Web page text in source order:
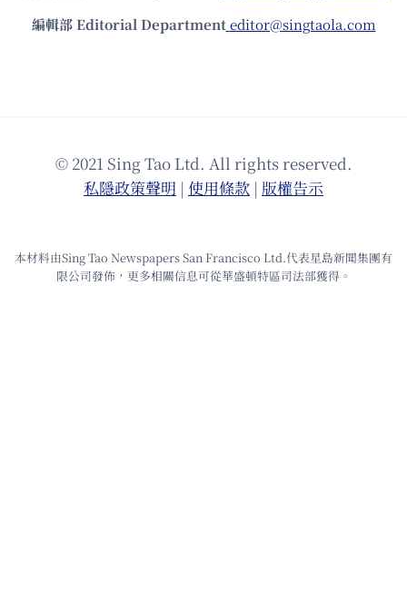
編輯部 Editorial Department editor@singtaola.com
© 2021 Sing Tao Ltd. All rights reserved.
私隱政策聲明 | 使⽤條款 | 版權告⽰
本材料由Sing Tao Newspapers San Francisco Ltd.代表星島新聞集團有
限公司發佈，更多相關信息可從華盛頓特區司法部獲得。